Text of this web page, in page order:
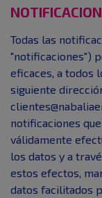
Todas las
"notificaciones")
eficaces, a todos
siguiente
notificaciones
válidamente
los datos y a
estos efectos,
datos facilitados